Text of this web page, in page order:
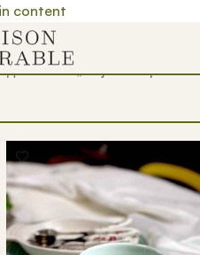
content
oзначен „šolja za espreso“